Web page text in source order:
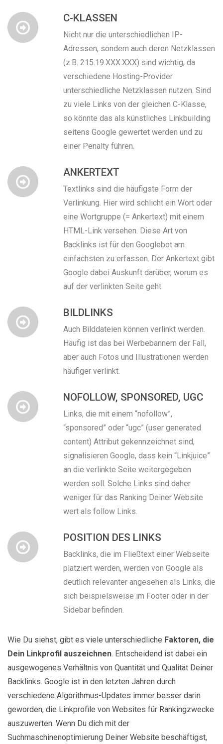
C-KLASSEN
Nicht nur die unterschiedlichen IP-
Adressen, sondern auch deren Netzklassen
(z.B. 215.19.XXX.XXX) sind wichtig, da
verschiedene Hosting-Provider
unterschiedliche Netzklassen nutzen. Sind
zu viele Links von der gleichen C-Klasse,
so könnte das als künstliches Linkbuilding
seitens Google gewertet werden und zu
einer Penalty führen.
ANKERTEXT
Textlinks sind die häufigste Form der
Verlinkung. Hier wird schlicht ein Wort oder
eine Wortgruppe (= Ankertext) mit einem
HTML-Link versehen. Diese Art von
Backlinks ist für den Googlebot am
einfachsten zu erfassen. Der Ankertext gibt
Google dabei Auskunft darüber, worum es
auf der verlinkten Seite geht.
BILDLINKS
Auch Bilddateien können verlinkt werden.
Häufig ist das bei Werbebannern der Fall,
aber auch Fotos und Illustrationen werden
häufiger verlinkt.
NOFOLLOW, SPONSORED, UGC
Links, die mit einem “nofollow”,
“sponsored” oder “ugc” (user generated
content) Attribut gekennzeichnet sind,
signalisieren Google, dass kein “Linkjuice”
an die verlinkte Seite weitergegeben
werden soll. Solche Links sind daher
weniger für das Ranking Deiner Website
wert als follow Links.
POSITION DES LINKS
Backlinks, die im Fließtext einer Webseite
platziert werden, werden von Google als
deutlich relevanter angesehen als Links, die
sich beispielsweise im Footer oder in der
Sidebar befinden.
Wie Du siehst, gibt es viele unterschiedliche Faktoren, die
Dein Linkprofil auszeichnen. Entscheidend ist dabei ein
ausgewogenes Verhältnis von Quantität und Qualität Deiner
Backlinks. Google ist in den letzten Jahren durch
verschiedene Algorithmus-Updates immer besser darin
geworden, die Linkprofile von Websites für Rankingzwecke
auszuwerten. Wenn Du dich mit der
Suchmaschinenoptimierung Deiner Website beschäftigst,